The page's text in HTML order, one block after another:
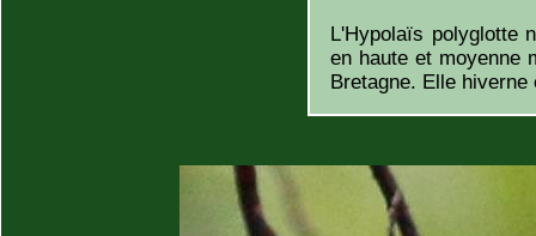
L'Hypolaïs polyglotte
en haute et moyenne
Bretagne. Elle hiverne